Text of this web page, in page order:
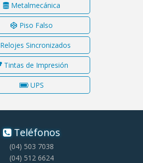
Metalmecánica
Piso Falso
Relojes Sincronizados
Tintas de Impresión
UPS
Teléfonos
(04) 503 7038
(04) 512 6624